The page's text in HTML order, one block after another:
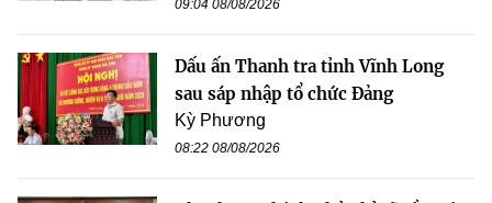
09:04 08/08/2026
Dấu ấn Thanh tra tỉnh Vĩnh Long
sau sáp nhập tổ chức Đảng
Kỳ Phương
08:22 08/08/2026